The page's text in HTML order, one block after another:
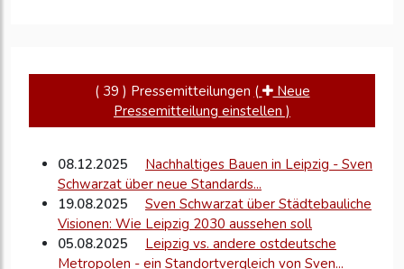
( 39 ) Pressemitteilungen (
Neue
Pressemitteilung einstellen )
08.12.2025
Nachhaltiges Bauen in Leipzig - Sven
Schwarzat über neue Standards...
19.08.2025
Sven Schwarzat über Städtebauliche
Visionen: Wie Leipzig 2030 aussehen soll
05.08.2025
Leipzig vs. andere ostdeutsche
Metropolen - ein Standortvergleich von Sven...